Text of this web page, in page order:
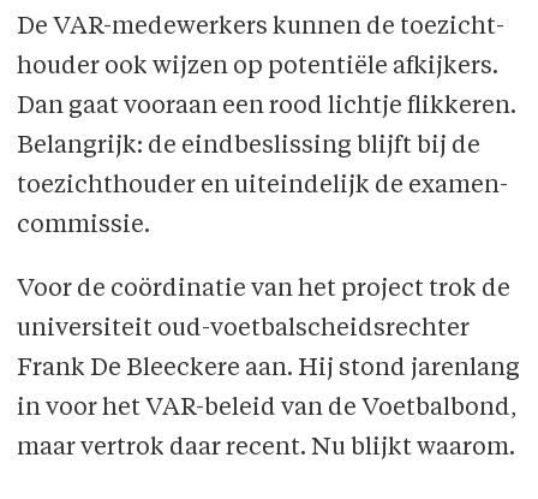
De VAR-medewerkers kunnen de toezicht­
houder ook wijzen op potentiële afkijkers.
Dan gaat vooraan een rood lichtje flikkeren.
Belangrijk: de eindbeslissing blijft bij de
toezicht­houder en uiteindelijk de examen­
commissie.
Voor de coördinatie van het project trok de
universiteit oud-voetbalscheidsrechter
Frank De Bleeckere aan. Hij stond jarenlang
in voor het VAR-beleid van de Voetbalbond,
maar vertrok daar recent. Nu blijkt waarom.